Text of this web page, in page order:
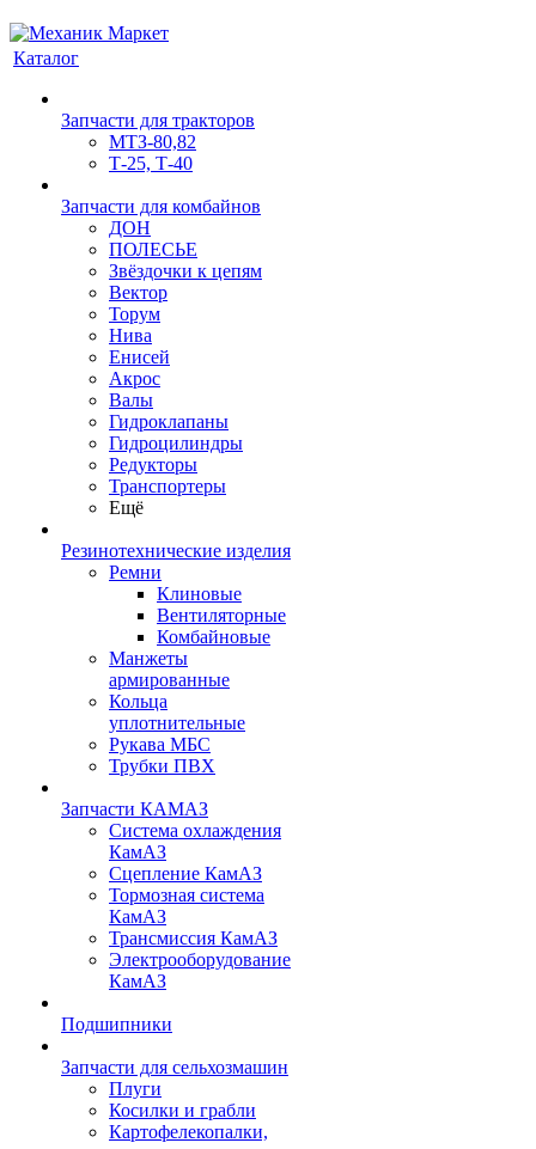
Каталог
Запчасти для тракторов
МТЗ-80,82
Т-25, Т-40
Запчасти для комбайнов
ДОН
ПОЛЕСЬЕ
Звёздочки к цепям
Вектор
Торум
Нива
Енисей
Акрос
Валы
Гидроклапаны
Гидроцилиндры
Редукторы
Транспортеры
Ещё
Резинотехнические изделия
Ремни
Клиновые
Вентиляторные
Комбайновые
Манжеты
армированные
Кольца
уплотнительные
Рукава МБС
Трубки ПВХ
Запчасти КАМАЗ
Система охлаждения
КамАЗ
Сцепление КамАЗ
Тормозная система
КамАЗ
Трансмиссия КамАЗ
Электрооборудование
КамАЗ
Подшипники
Запчасти для сельхозмашин
Плуги
Косилки и грабли
Картофелекопалки,